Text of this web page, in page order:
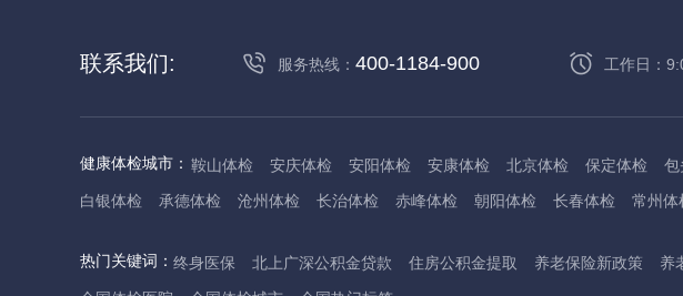
联系我们: 服务热线： 400-1184-900 工作日：
健康体检城市： 鞍山体检 安庆体检 安阳体检 安康体检 北京体检 保定体检 包
白银体检
承德体检 沧州体检 长治体检 赤峰体检 朝阳体检 长春体检 常州体
抚州体检
佛山体检 防城港体检 赣州体检 广州体检 桂林体检 贵港体检 广
热门关键词： 终身医保 北上广深公积金贷款 住房公积金提取 养老保险新政策 养